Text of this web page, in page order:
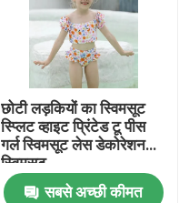
छोटी लड़कियों का स्विमसूट
स्प्लिट व्हाइट प्रिंटेड टू पीस
गर्ल स्विमसूट लेस डेकोरेशन
स्विमसूट
सबसे अच्छी कीमत